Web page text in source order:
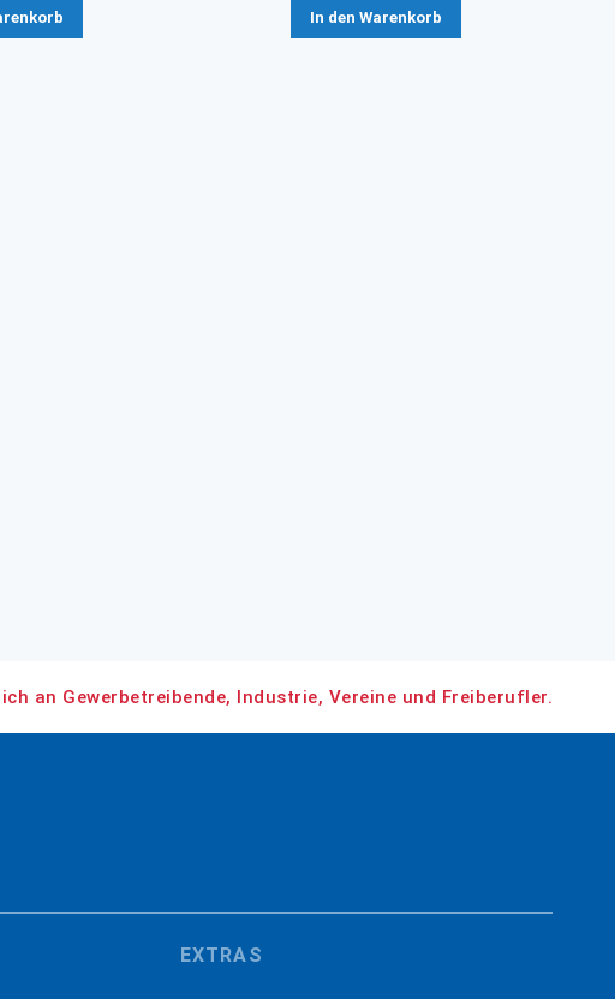
In den Warenkorb
an Gewerbetreibende, Industrie, Vereine und Freiberufler.
EXTRAS